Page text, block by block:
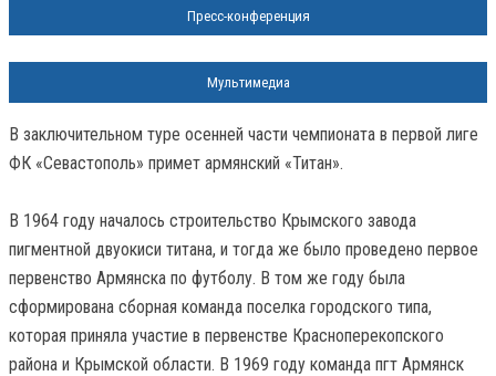
Пресс-конференция
Мультимедиа
В заключительном туре осенней части чемпионата в первой лиге
ФК «Севастополь» примет армянский «Титан».
В 1964 году началось строительство Крымского завода
пигментной двуокиси титана, и тогда же было проведено первое
первенство Армянска по футболу. В том же году была
сформирована сборная команда поселка городского типа,
которая приняла участие в первенстве Красноперекопского
района и Крымской области. В 1969 году команда пгт Армянск